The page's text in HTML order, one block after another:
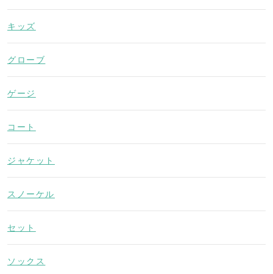
キッズ
グローブ
ゲージ
コート
ジャケット
スノーケル
セット
ソックス